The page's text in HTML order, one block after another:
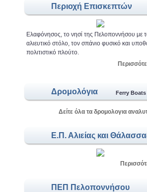
Περιοχή Επισκεπτών
Ελαφόνησος, το νησί της Πελοποννήσου με
αλιευτικό στόλο, τον σπάνιο φυσικό και
πολιτιστικό πλούτο.
Δρομολόγια Ferry Boats
Δείτε όλα τα δρομολογια
Ε.Π. Αλιείας και
ΠΕΠ Πελοποννήσου